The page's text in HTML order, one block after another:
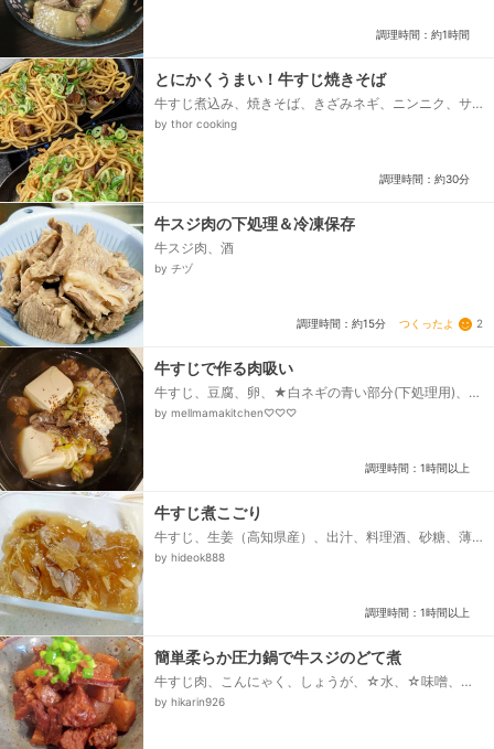
調理時間：約1時間
とにかくうまい！牛すじ焼きそば
牛すじ煮込み、焼きそば、きざみネギ、ニンニク、サ
ラダ油、出汁、ソース
by thor cooking
調理時間：約30分
牛スジ肉の下処理＆冷凍保存
牛スジ肉、酒
by チヅ
調理時間：約15分 つくったよ 2
牛すじで作る肉吸い
牛すじ、豆腐、卵、★白ネギの青い部分(下処理用)、★
しょうが、★塩、★料理酒、☆水、☆薄口醤油、☆み
by mellmamakitchen♡♡♡
調理時間：1時間以上
牛すじ煮こごり
牛すじ、生姜（高知県産）、出汁、料理酒、砂糖、薄
口醤油
by hideok888
調理時間：1時間以上
簡単柔らか圧力鍋で牛スジのどて煮
牛すじ肉、こんにゃく、しょうが、☆水、☆味噌、☆
醤油、☆酒、☆砂糖、☆みりん、☆酒、青ねぎ
by hikarin926